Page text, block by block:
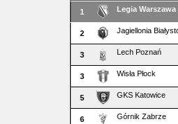
1 Legia Warszawa
2 Jagiellonia
3 Lech Poznań
3 Wisła Płock
5 GKS Katowice
6 Górnik Zabrze